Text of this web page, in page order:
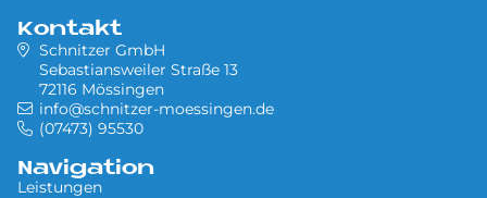
Kontakt
Schnitzer GmbH
Sebastiansweiler Straße 13
72116 Mössingen
info@schnitzer-moessingen.de
(07473) 95530
Navigation
Leistungen